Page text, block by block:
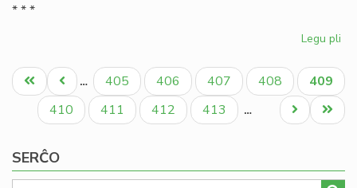
* * *
Legu pli
al
Pagination
Unua
paĝo
Antaŭa
paĝo
… Paĝo
405 Paĝo
406 Paĝo
407 Paĝo
408
Aktuala
paĝo
409
Paĝo
410 Paĝo
411 Paĝo
412 Paĝo
413 …
Last
page
Next
page
SERĈO